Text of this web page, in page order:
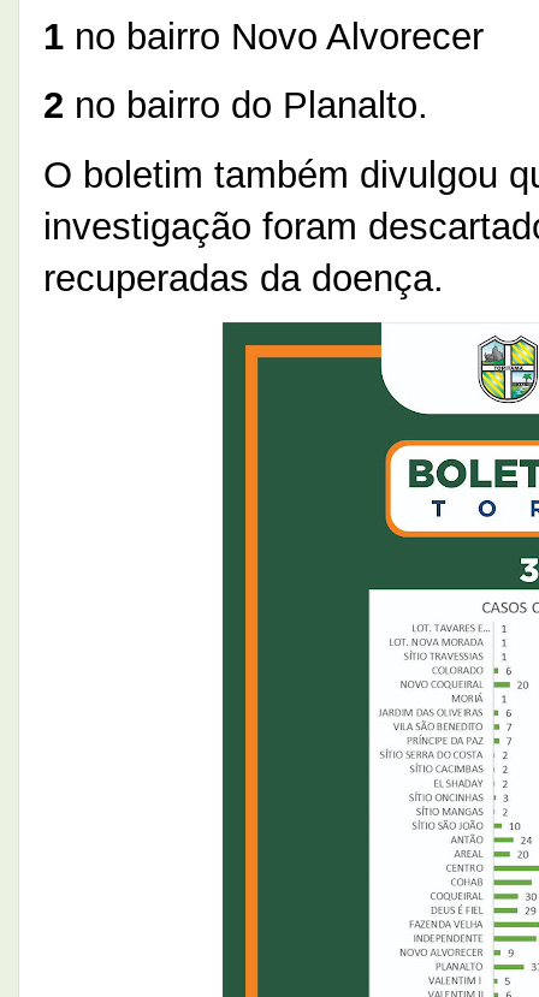
1 no bairro Novo Alvorecer
2 no bairro do Planalto.
O boletim também divulgou
investigação foram
recuperadas da doença.